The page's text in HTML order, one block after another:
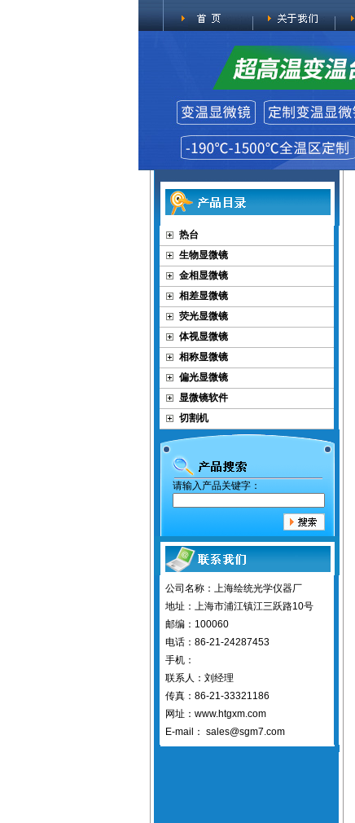
热台
生物显微镜
金相显微镜
相差显微镜
荧光显微镜
体视显微镜
相称显微镜
偏光显微镜
显微镜软件
切割机
请输入产品关键字：
公司名称：上海绘统光学仪器厂
地址：上海市浦江镇江三跃路10号
邮编：100060
电话：86-21-24287453
手机：
联系人：刘经理
传真：86-21-33321186
网址：www.htgxm.com
E-mail： sales@sgm7.com